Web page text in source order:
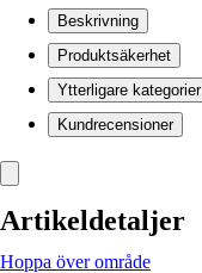
Beskrivning
Produktsäkerhet
Ytterligare kategorier
Kundrecensioner
Artikeldetaljer
Hoppa över område